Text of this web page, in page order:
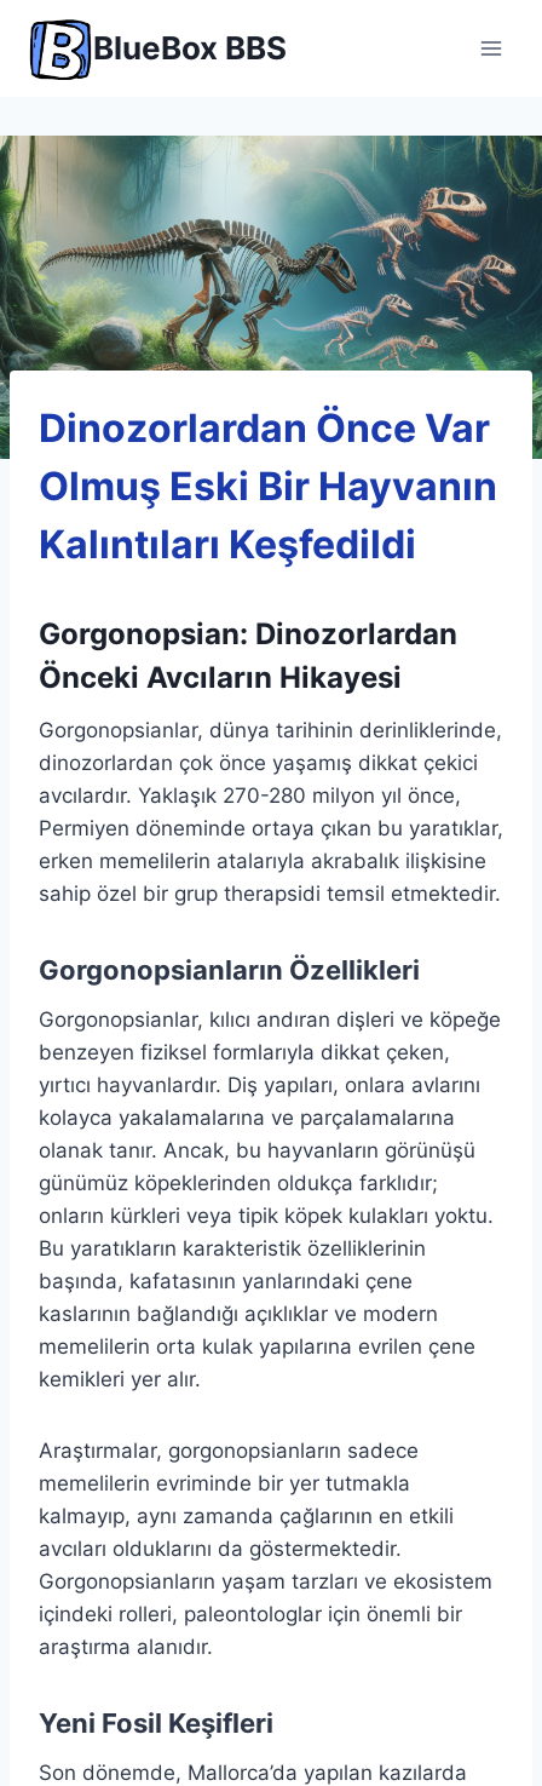
content
BlueBox BBS
Dinozorlardan Önce Var
Olmuş Eski Bir Hayvanın
Kalıntıları Keşfedildi
Gorgonopsian: Dinozorlardan
Önceki Avcıların Hikayesi
Gorgonopsianlar, dünya tarihinin derinliklerinde,
dinozorlardan çok önce yaşamış dikkat çekici
avcılardır. Yaklaşık 270-280 milyon yıl önce,
Permiyen döneminde ortaya çıkan bu yaratıklar,
erken memelilerin atalarıyla akrabalık ilişkisine
sahip özel bir grup therapsidi temsil etmektedir.
Gorgonopsianların Özellikleri
Gorgonopsianlar, kılıcı andıran dişleri ve köpeğe
benzeyen fiziksel formlarıyla dikkat çeken,
yırtıcı hayvanlardır. Diş yapıları, onlara avlarını
kolayca yakalamalarına ve parçalamalarına
olanak tanır. Ancak, bu hayvanların görünüşü
günümüz köpeklerinden oldukça farklıdır;
onların kürkleri veya tipik köpek kulakları yoktu.
Bu yaratıkların karakteristik özelliklerinin
başında, kafatasının yanlarındaki çene
kaslarının bağlandığı açıklıklar ve modern
memelilerin orta kulak yapılarına evrilen çene
kemikleri yer alır.
Araştırmalar, gorgonopsianların sadece
memelilerin evriminde bir yer tutmakla
kalmayıp, aynı zamanda çağlarının en etkili
avcıları olduklarını da göstermektedir.
Gorgonopsianların yaşam tarzları ve ekosistem
içindeki rolleri, paleontologlar için önemli bir
araştırma alanıdır.
Yeni Fosil Keşifleri
Son dönemde, Mallorca’da yapılan kazılarda